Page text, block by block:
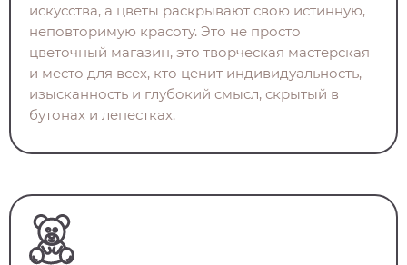
искусства, а цветы раскрывают свою истинную,
неповторимую красоту. Это не просто
цветочный магазин, это творческая мастерская
и место для всех, кто ценит индивидуальность,
изысканность и глубокий смысл, скрытый в
бутонах и лепестках.